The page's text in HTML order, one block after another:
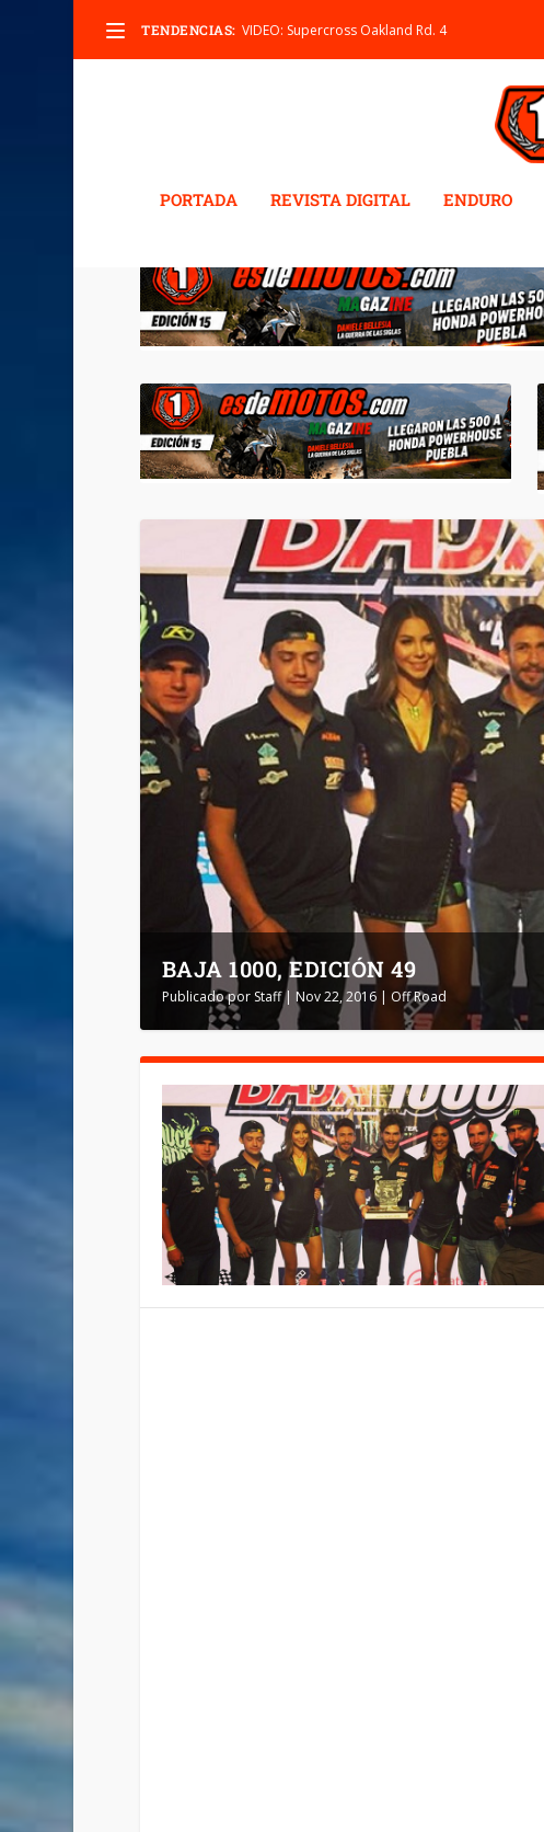
TENDENCIAS: VIDEO: Supercross Oakland Rd. 4
PORTADA REVISTA DIGITAL ENDURO
BAJA 1000, EDICIÓN 49
Publicado por Staff| Nov 22, 2016| Off Road